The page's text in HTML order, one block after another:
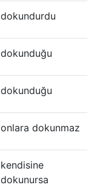
dokundurdu
dokunduğu
dokunduğu
onlara dokunmaz
kendisine
dokunursa